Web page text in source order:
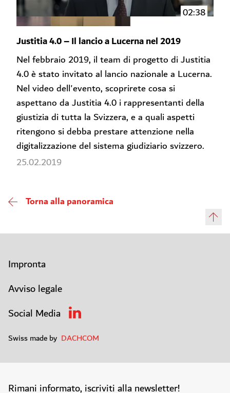
02:38
Justitia 4.0 – Il lancio a Lucerna nel 2019
Nel febbraio 2019, il team di progetto di Justitia
4.0 è stato invitato al lancio nazionale a Lucerna.
Nel video dell'evento, scoprirete cosa si
aspettano da Justitia 4.0 i rappresentanti della
giustizia di tutta la Svizzera, e a quali aspetti
ritengono si debba prestare attenzione nella
digitalizzazione del sistema giudiziario svizzero.
25.02.2019
Torna alla panoramica
Impronta
Avviso legale
Social Media
Swiss made by DACHCOM
Rimani informato, iscriviti alla newsletter!